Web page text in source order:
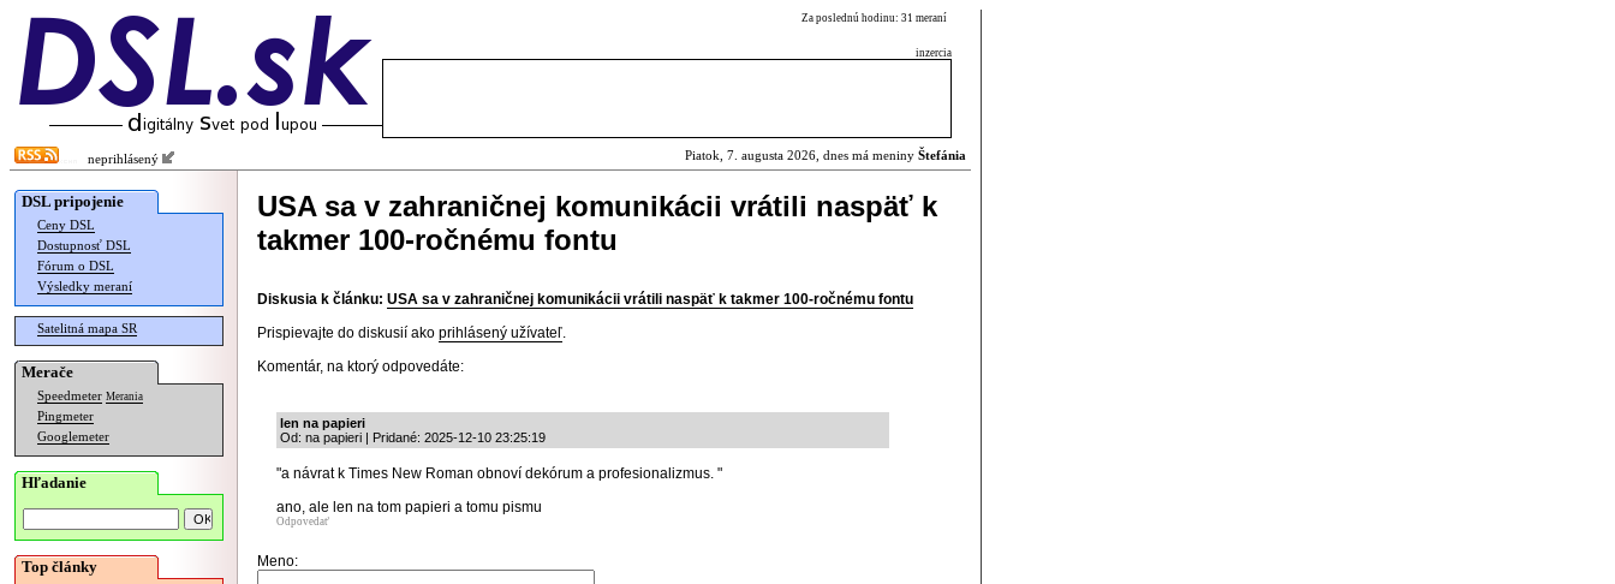
Za poslednú hodinu: 31 meraní
inzercia
neprihlásený Piatok, 7. augusta 2026, dnes má meniny Štefánia
DSL pripojenie
Ceny DSL
Dostupnosť DSL
Fórum o DSL
Výsledky meraní
Satelitná mapa SR
Merače
Speedmeter Merania
Pingmeter
Googlemeter
Hľadanie
Top články
USA sa v zahraničnej komunikácii vrátili naspäť k
takmer 100-ročnému fontu
Diskusia k článku: USA sa v zahraničnej komunikácii vrátili naspäť k takmer 100-ročnému fontu
Prispievajte do diskusií ako prihlásený užívateľ.
Komentár, na ktorý odpovedáte:
len na papieri
Od: na papieri | Pridané: 2025-12-10 23:25:19
"a návrat k Times New Roman obnoví dekórum a profesionalizmus. "
ano, ale len na tom papieri a tomu pismu
Odpovedať
Meno: